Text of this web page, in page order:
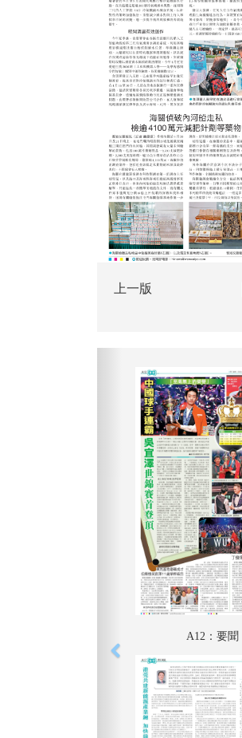
上一版
A12：要聞